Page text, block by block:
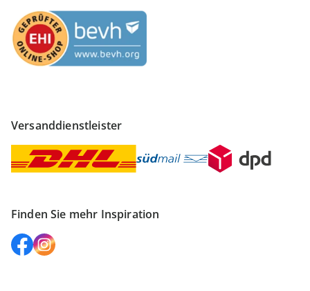
Versanddienstleister
Finden Sie mehr Inspiration